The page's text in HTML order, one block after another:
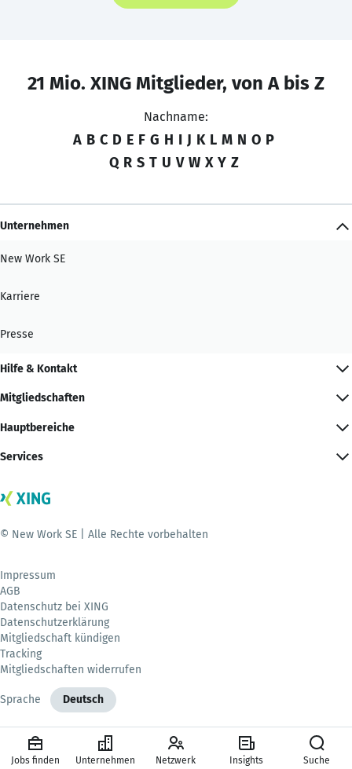
21 Mio. XING Mitglieder, von A bis Z
Nachname:
A B C D E F G H I J K L M N O P
Q R S T U V W X Y Z
Unternehmen
New Work SE
Karriere
Presse
Hilfe & Kontakt
Mitgliedschaften
Hauptbereiche
Services
© New Work SE | Alle Rechte vorbehalten
Impressum
AGB
Datenschutz bei XING
Datenschutzerklärung
Mitgliedschaft kündigen
Tracking
Mitgliedschaften widerrufen
Sprache Deutsch
Jobs finden Unternehmen Netzwerk Insights Suche